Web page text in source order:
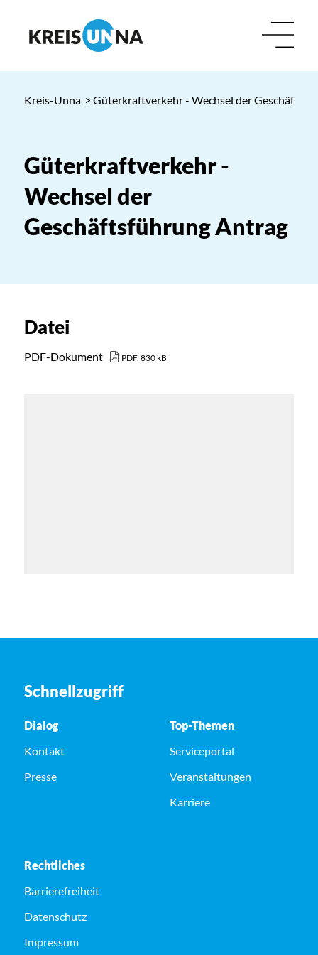
Kreis-Unna > Güterkraftverkehr - Wechsel der
Güterkraftverkehr -
Wechsel der
Geschäftsführung Antrag
Datei
PDF-Dokument PDF, 830 kB
Schnellzugriff
Dialog
Kontakt
Presse
Top-Themen
Serviceportal
Veranstaltungen
Karriere
Rechtliches
Barrierefreiheit
Datenschutz
Impressum